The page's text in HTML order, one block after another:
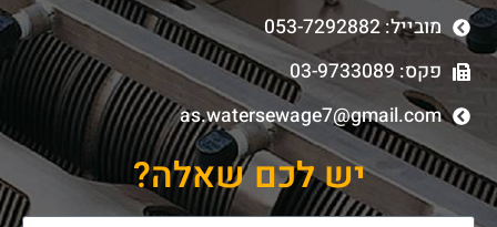
מובייל: 053-7292882
פקס: 03-9733089
as.watersewage7@gmail.com
יש לכם שאלה?